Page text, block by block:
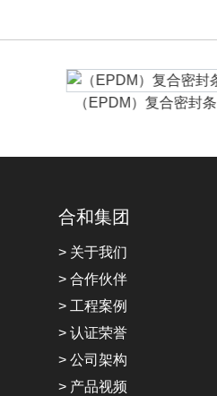
（EPDM）复合密封条
合和集团
> 关于我们
> 合作伙伴
> 工程案例
> 认证荣誉
> 公司架构
> 产品视频